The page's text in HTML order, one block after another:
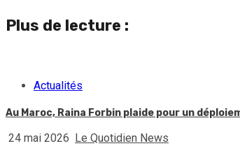
Plus de lecture :
Actualités
Au Maroc, Raina Forbin plaide pour un
24 mai 2026 Le Quotidien News